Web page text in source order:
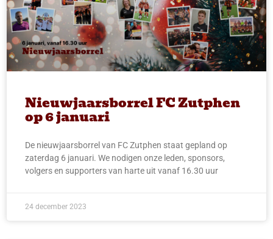
Nieuwjaarsborrel FC Zutphen
op 6 januari
De nieuwjaarsborrel van FC Zutphen staat gepland op
zaterdag 6 januari. We nodigen onze leden, sponsors,
volgers en supporters van harte uit vanaf 16.30 uur
24 december 2023